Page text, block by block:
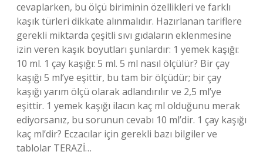
cevaplarken, bu ölçü biriminin özellikleri ve farklı
kaşık türleri dikkate alınmalıdır. Hazırlanan tariflere
gerekli miktarda çeşitli sıvı gıdaların eklenmesine
izin veren kaşık boyutları şunlardır: 1 yemek kaşığı:
10 ml. 1 çay kaşığı: 5 ml. 5 ml nasıl ölçülür? Bir çay
kaşığı 5 ml’ye eşittir, bu tam bir ölçüdür; bir çay
kaşığı yarım ölçü olarak adlandırılır ve 2,5 ml’ye
eşittir. 1 yemek kaşığı ilacın kaç ml olduğunu merak
ediyorsanız, bu sorunun cevabı 10 ml’dir. 1 çay kaşığı
kaç ml’dir? Eczacılar için gerekli bazı bilgiler ve
tablolar TERAZİ…